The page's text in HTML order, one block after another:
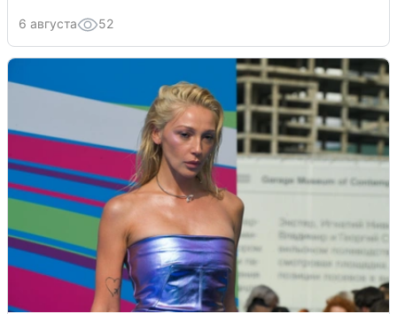
6 августа 52